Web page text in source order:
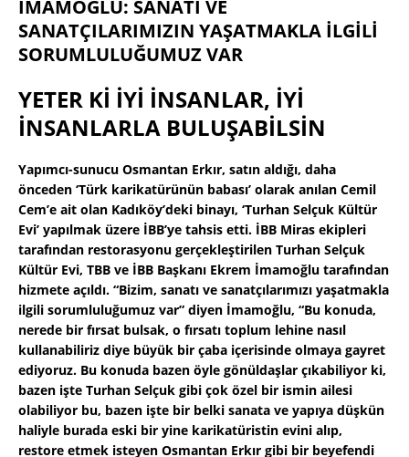
İMAMOĞLU: SANATI VE
SANATÇILARIMIZIN YAŞATMAKLA İLGİLİ
SORUMLULUĞUMUZ VAR
YETER Kİ İYİ İNSANLAR, İYİ
İNSANLARLA BULUŞABİLSİN
Yapımcı-sunucu Osmantan Erkır, satın aldığı, daha
önceden ‘Türk karikatürünün babası’ olarak anılan Cemil
Cem’e ait olan Kadıköy’deki binayı, ‘Turhan Selçuk Kültür
Evi’ yapılmak üzere İBB’ye tahsis etti. İBB Miras ekipleri
tarafından restorasyonu gerçekleştirilen Turhan Selçuk
Kültür Evi, TBB ve İBB Başkanı Ekrem İmamoğlu tarafından
hizmete açıldı. “Bizim, sanatı ve sanatçılarımızı yaşatmakla
ilgili sorumluluğumuz var” diyen İmamoğlu, “Bu konuda,
nerede bir fırsat bulsak, o fırsatı toplum lehine nasıl
kullanabiliriz diye büyük bir çaba içerisinde olmaya gayret
ediyoruz. Bu konuda bazen öyle gönüldaşlar çıkabiliyor ki,
bazen işte Turhan Selçuk gibi çok özel bir ismin ailesi
olabiliyor bu, bazen işte bir belki sanata ve yapıya düşkün
haliyle burada eski bir yine karikatüristin evini alıp,
restore etmek isteyen Osmantan Erkır gibi bir beyefendi